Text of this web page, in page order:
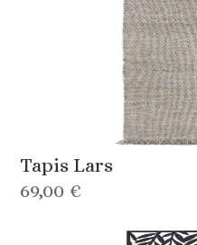
Tapis Lars
69,00 €